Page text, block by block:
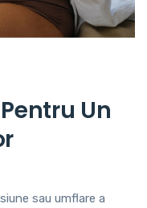
Un
sau umflare a